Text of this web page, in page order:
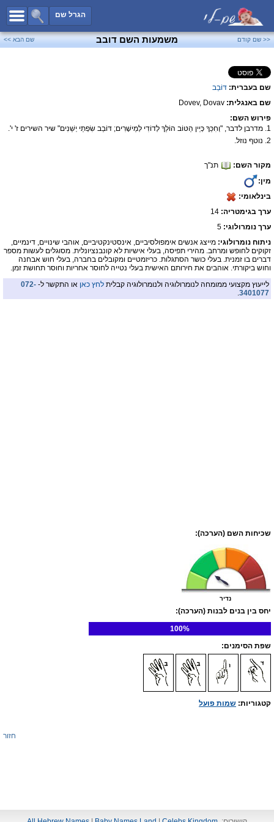
הגרל שם
כל השמות
שמות לבנים
שמות נדירים
פייסבוק
<< שם קודם משמעות השם דובב שם הבא >>
שם בעברית: דּוֹבֵב
שם באנגלית: Dovev, Dovav
פירוש השם:
1. מדרבן לדבר, "וְחִכֵּךְ כְּיֵין הַטּוֹב הוֹלֵךְ לְדוֹדִי לְמֵישָׁרִים; דּוֹבֵב שִׂפְתֵי יְשֵׁנִים" שיר השירים ז' י'.
2. נוטף נוזל.
מקור השם:
תנ"ך
מין:
בינלאומי:
ערך בגימטריה:
ערך נומרולוגי: 5
ניתוח נומרולוגי: מייצג אנשים אימפולסיביים, אינסטינקטיביים, אוהבי שינויים, דינמיים,
זקוקים לחופש ומרחב. מהירי תפיסה, בעלי אישיות לא קונבנציונלית. מסוגלים לעשות מספר
דברים בו זמנית. בעלי כושר הסתגלות. כריזמטיים ומקובלים בחברה, בעלי חוש אבחנה
וחוש ביקורתי. אוהבים את חירותם האישית בעלי נטייה לחוסר אחריות וחוסר תחושת זמן.
לייעוץ מקצועי ממומחה לנומרולוגיה ולנומרולוגיה קבלית לחץ כאן או התקשר ל- 072-
3401077
.
שכיחות השם (הערכה):
נדיר
יחס בין בנים לבנות (הערכה):
100%
שפת הסימנים:
קטגוריות: שמות פועל
חזור